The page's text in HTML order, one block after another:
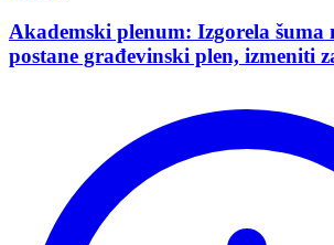
Akademski plenum: Izgorela šuma
postane građevinski plen, izmeniti